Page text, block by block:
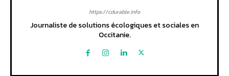
https://cdurable.info
Journaliste de solutions écologiques et sociales en
Occitanie.